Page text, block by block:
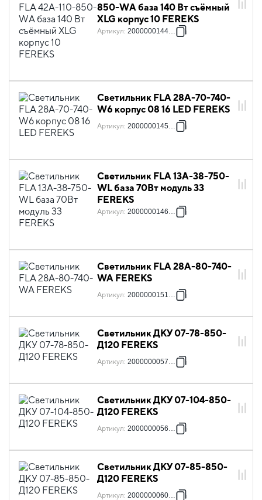
850-WА база 140 Вт съёмный
XLG корпус 10 FEREKS
Артикул: 2000000144467
Светильник FLA 28A-70-740-
W6 корпус 08 16 LED FEREKS
Артикул: 2000000145426
Светильник FLA 13A-38-750-
WL база 70Вт модуль 33
FEREKS
Артикул: 2000000146386
Светильник FLA 28A-80-740-
WA FEREKS
Артикул: 2000000151779
Светильник ДКУ 07-78-850-
Д120 FEREKS
Артикул: 2000000057125
Светильник ДКУ 07-104-850-
Д120 FEREKS
Артикул: 2000000056944
Светильник ДКУ 07-85-850-
Д120 FEREKS
Артикул: 2000000060842